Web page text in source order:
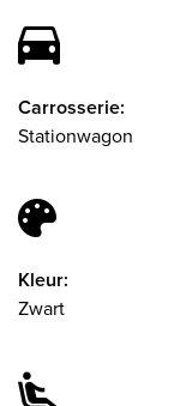
Carrosserie:
Stationwagon
Kleur:
Zwart